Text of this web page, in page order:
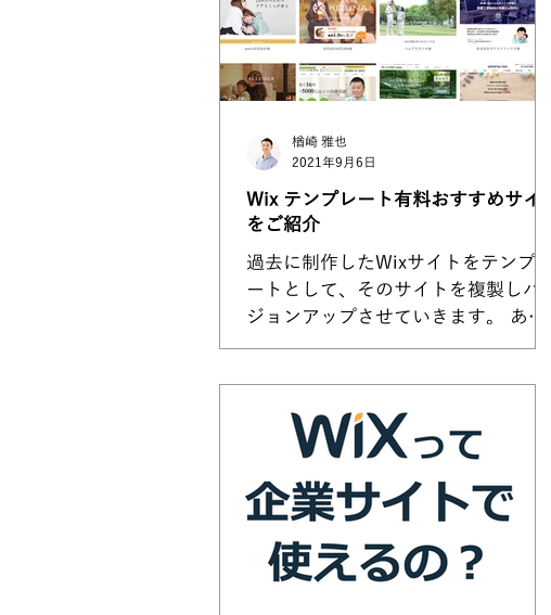
Wix テンプレート有料おすすめサイト
をご紹介
過去に制作したWixサイトをテンプレ
ートとして、そのサイトを複製しバー
ジョンアップさせていきます。 あり
のまデザインのWix制作実績ページを
作ったサイトをきっかけに、Wixのバ
ージョンアップにも対応させなが...
楢崎 雅也
2021年9月6日